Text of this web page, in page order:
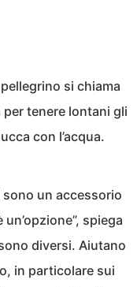
si chiama
tenere lontani gli
con l’acqua.
un accessorio
spiega
diversi. Aiutano
in particolare sui